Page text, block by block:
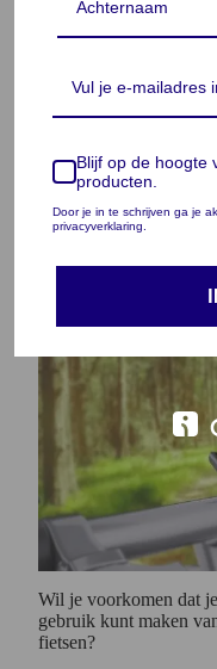
🏠 Nederlands bedrijf –
🔁 Gratis retourneren
Ontworpen met
Wil je voorkomen dat
gebruik kunt maken
fietsen?
Blijf op de hoogte
producten.
Door je in te schrijven ga je
privacyverklaring.